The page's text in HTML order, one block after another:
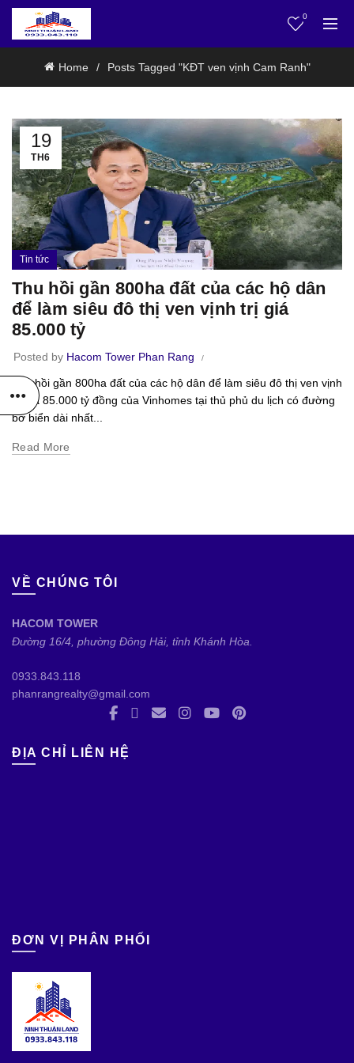
0
Home Posts Tagged "KĐT ven vịnh Cam Ranh"
19
TH6
Tin tức
Thu hồi gần 800ha đất của các hộ dân
để làm siêu đô thị ven vịnh trị giá
85.000 tỷ
Posted by Hacom Tower Phan Rang
Thu hồi gần 800ha đất của các hộ dân để làm siêu đô thị ven vịnh
trị giá 85.000 tỷ đồng của Vinhomes tại thủ phủ du lịch có đường
bờ biển dài nhất...
Read More
VỀ CHÚNG TÔI
HACOM TOWER
Đường 16/4, phường Đông Hải, tỉnh Khánh Hòa.
0933.843.118
phanrangrealty@gmail.com
ĐỊA CHỈ LIÊN HỆ
ĐƠN VỊ PHÂN PHỐI